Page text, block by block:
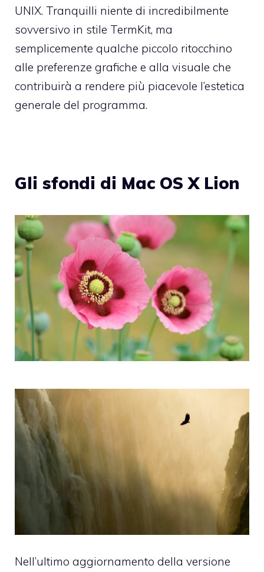
UNIX. Tranquilli niente di incredibilmente
sovversivo in stile TermKit, ma
semplicemente qualche piccolo ritocchino
alle preferenze grafiche e alla visuale che
contribuirà a rendere più piacevole l’estetica
generale del programma.
Gli sfondi di Mac OS X Lion
Nell’ultimo aggiornamento della versione